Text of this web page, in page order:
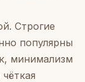
Строгие
популярны
минимализм